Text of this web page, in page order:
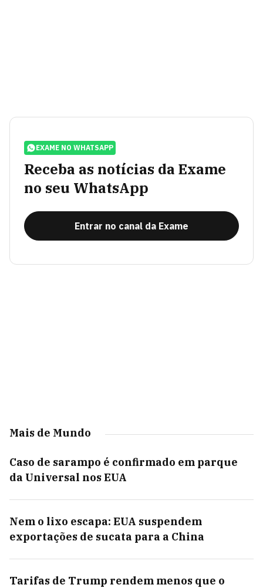
EXAME NO WHATSAPP
Receba as notícias da Exame
no seu WhatsApp
Entrar no canal da Exame
Mais de Mundo
Caso de sarampo é confirmado em parque
da Universal nos EUA
Nem o lixo escapa: EUA suspendem
exportações de sucata para a China
Tarifas de Trump rendem menos que o